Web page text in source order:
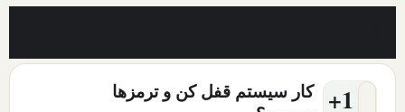
+1 کار سیستم قفل کن و ترمزها